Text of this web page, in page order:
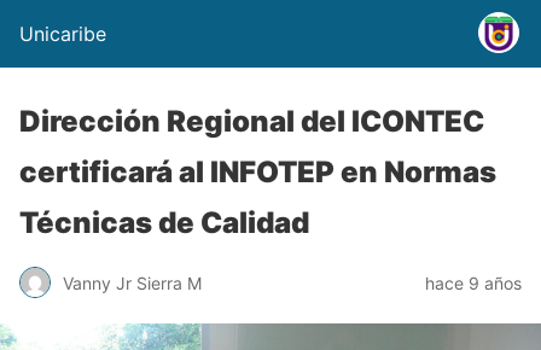
Unicaribe
Dirección Regional del ICONTEC
certificará al INFOTEP en Normas
Técnicas de Calidad
Vanny Jr Sierra M hace 9 años